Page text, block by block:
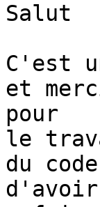
Salut
C'est
et
pour
le
du